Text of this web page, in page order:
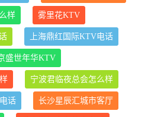
样 雾里花KTV
上海鼎红国际KTV电话
盛世年华KTV
宁波君临夜总会怎么样
话 长沙星辰汇城市客厅